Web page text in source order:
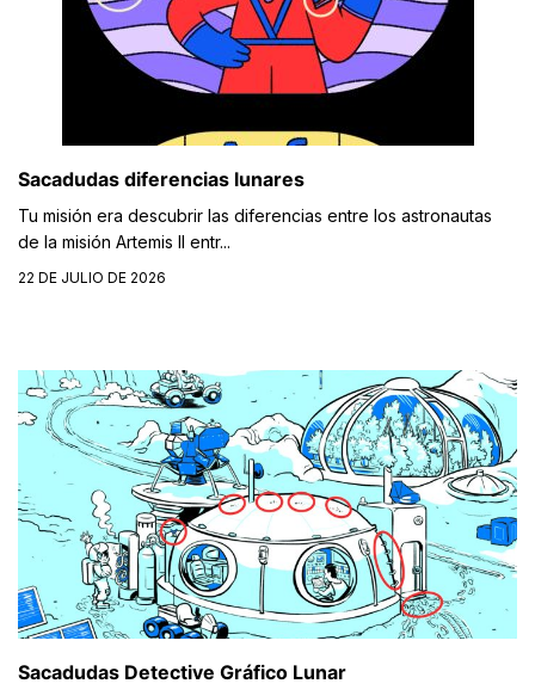
Sacadudas diferencias lunares
Tu misión era descubrir las diferencias entre los astronautas
de la misión Artemis II entr...
22 DE JULIO DE 2026
Sacadudas Detective Gráfico Lunar